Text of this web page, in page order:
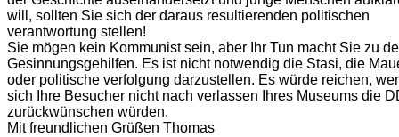
will, sollten Sie sich der daraus resultierenden politischen
verantwortung stellen!
Sie mögen kein Kommunist sein, aber Ihr Tun macht Sie zu
Gesinnungsgehilfen. Es ist nicht notwendig die Stasi, die
oder politische verfolgung darzustellen. Es würde reichen,
sich Ihre Besucher nicht nach verlassen Ihres Museums die
zurückwünschen würden.
Mit freundlichen Grüßen Thomas